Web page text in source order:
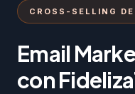
CROSS-SELLING
Email
con